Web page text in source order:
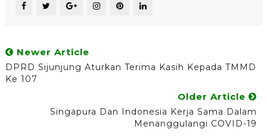
Newer Article
DPRD Sijunjung Aturkan Terima Kasih Kepada TMMD
Ke 107
Older Article
Singapura Dan Indonesia Kerja Sama Dalam
Menanggulangi COVID-19